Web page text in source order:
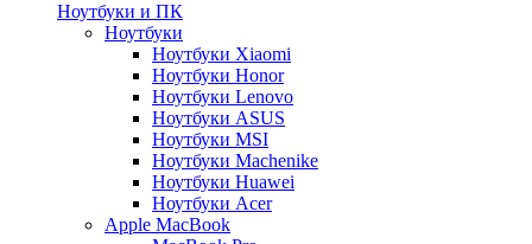
Ноутбуки и ПК
Ноутбуки
Ноутбуки Xiaomi
Ноутбуки Honor
Ноутбуки Lenovo
Ноутбуки ASUS
Ноутбуки MSI
Ноутбуки Machenike
Ноутбуки Huawei
Ноутбуки Acer
Apple MacBook